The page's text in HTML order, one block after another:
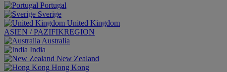
Portugal
Sverige
United Kingdom
ASIEN / PAZIFIKREGION
Australia
India
New Zealand
Hong Kong